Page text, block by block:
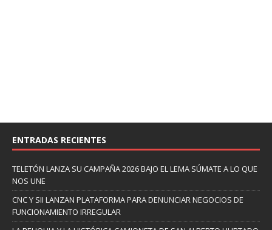
ENTRADAS RECIENTES
TELETÓN LANZA SU CAMPAÑA 2026 BAJO EL LEMA SÚMATE A LO QUE
NOS UNE
CNC Y SII LANZAN PLATAFORMA PARA DENUNCIAR NEGOCIOS DE
FUNCIONAMIENTO IRREGULAR